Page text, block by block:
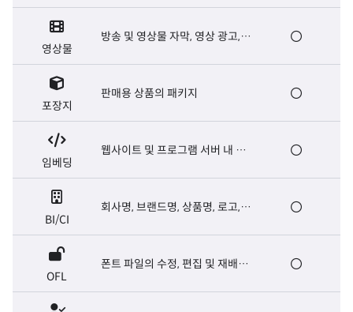
영상물
방송 및 영상물 자막, 영상 광고,
포장지
판매용 상품의 패키지
임베딩
웹사이트 및 프로그램 서버 내 폰
BI/CI
회사명, 브랜드명, 상품명, 로고,
OFL
폰트 파일의 수정, 편집 및 재배포
지